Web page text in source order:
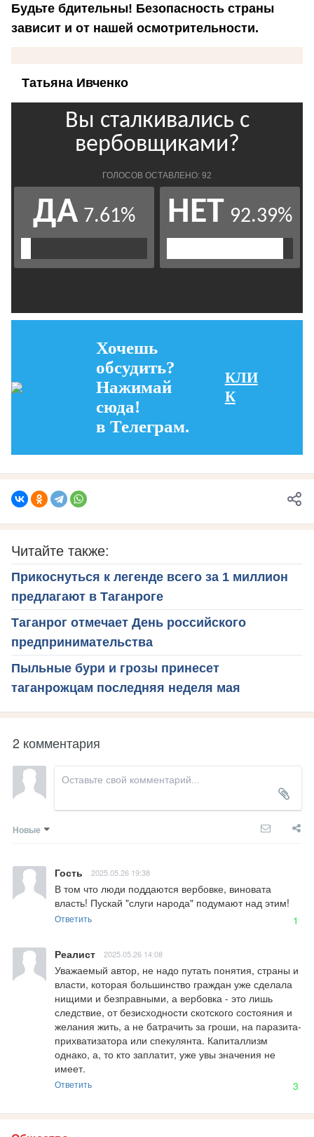
Будьте бдительны! Безопасность страны
зависит и от нашей осмотрительности.
Татьяна Ивченко
Хочешь
обсудить?
Нажимай
сюда!
в Телеграм.
КЛИ
К
Читайте также:
Прикоснуться к легенде всего за 1 миллион
предлагают в Таганроге
Таганрог отмечает День российского
предпринимательства
Пыльные бури и грозы принесет
таганрожцам последняя неделя мая
2 комментария
Новые
Гость 2025.05.26 19:38
В том что люди поддаются вербовке, виновата
власть! Пускай "слуги народа" подумают над этим!
Ответить 1
Реалист 2025.05.26 14:08
Уважаемый автор, не надо путать понятия, страны и
власти, которая большинство граждан уже сделала
нищими и безправными, а вербовка - это лишь
следствие, от безисходности скотского состояния и
желания жить, а не батрачить за гроши, на паразита-
прихватизатора или спекулянта. Капиталлизм
однако, а, то кто заплатит, уже увы значения не
имеет.
Ответить 3